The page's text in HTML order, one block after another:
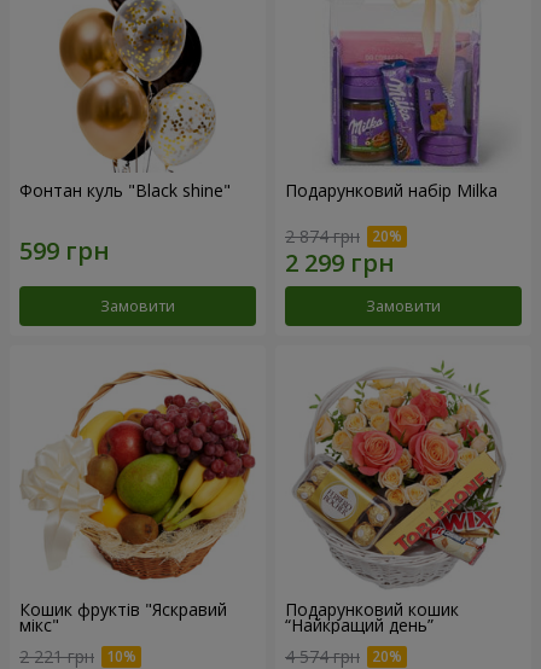
Фонтан куль "Black shine"
Замовити
Подарунковий набір Milka
2 874 грн
Замовити
Кошик фруктів "Яскравий
мікс"
2 221 грн
Подарунковий кошик
“Найкращий день”
4 574 грн